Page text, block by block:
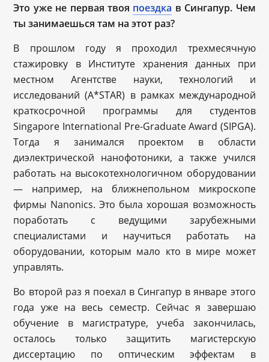
Это уже не первая твоя поездка в Сингапур. Чем
ты занимаешься там на этот раз?
В прошлом году я проходил трехмесячную
стажировку в Институте хранения данных при
местном Агентстве науки, технологий и
исследований (A*STAR) в рамках международной
краткосрочной программы для студентов
Singapore International Pre-Graduate Award (SIPGA).
Тогда я занимался проектом в области
диэлектрической нанофотоники, а также учился
работать на высокотехнологичном оборудовании
— например, на ближнепольном микроскопе
фирмы Nanonics. Это была хорошая возможность
поработать с ведущими зарубежными
специалистами и научиться работать на
оборудовании, которым мало кто в мире может
управлять.
Во второй раз я поехал в Сингапур в январе этого
года уже на весь семестр. Сейчас я завершаю
обучение в магистратуре, учеба закончилась,
осталось только защитить магистерскую
диссертацию по оптическим эффектам в